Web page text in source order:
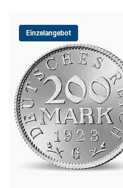
Einzelangebot